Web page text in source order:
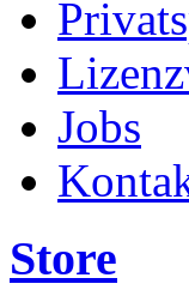
Jobs
Store